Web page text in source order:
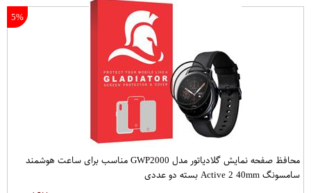
5%
محافظ صفحه نمایش گلادیاتور مدل GWP2000 مناسب برای ساعت هوشمند
سامسونگ Active 2 40mm بسته دو عددی